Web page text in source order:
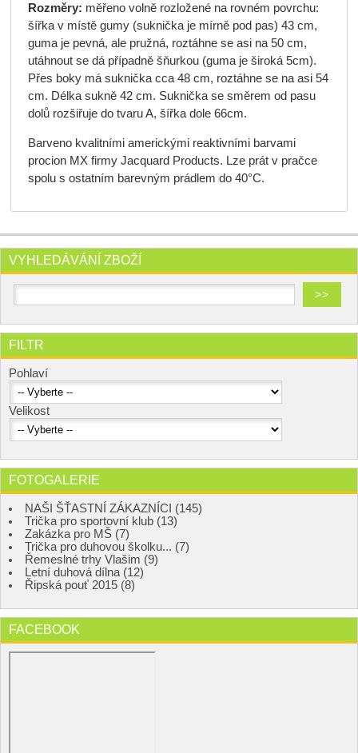
Rozměry: měřeno volně rozložené na rovném povrchu:
šířka v místě gumy (suknička je mírně pod pas) 43 cm,
guma je pevná, ale pružná, roztáhne se asi na 50 cm,
utáhnout se dá případně šňurkou (guma je široká 5cm).
Přes boky má suknička cca 48 cm, roztáhne se na asi 54
cm. Délka sukně 42 cm. Suknička se směrem od pasu
dolů rozšiřuje do tvaru A, šířka dole 66cm.
Barveno kvalitními americkými reaktivními barvami
procion MX firmy Jacquard Products. Lze prát v pračce
spolu s ostatním barevným prádlem do 40°C.
VYHLEDÁVÁNÍ ZBOŽÍ
FILTR
Pohlaví
Velikost
FOTOGALERIE
NAŠI ŠŤASTNÍ ZÁKAZNÍCI (145)
Trička pro sportovní klub (13)
Zakázka pro MŠ (7)
Trička pro duhovou školku... (7)
Řemeslné trhy Vlašim (9)
Letní duhová dílna (12)
Řipská pouť 2015 (8)
FACEBOOK